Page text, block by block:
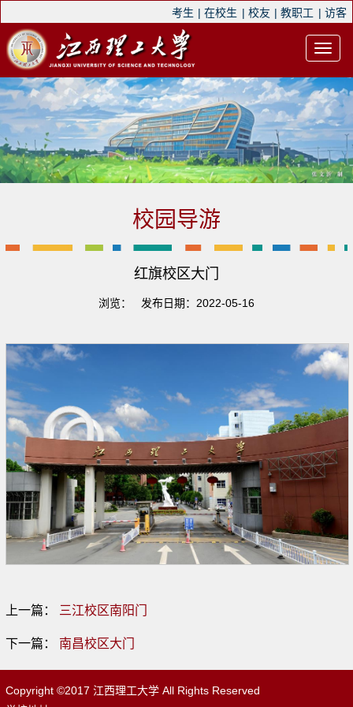
考生 | 在校生 | 校友 | 教职工 | 访客
校园导游
红旗校区大门
浏览： 发布日期：2022-05-16
上一篇： 三江校区南阳门
下一篇： 南昌校区大门
Copyright ©2017 江西理工大学 All Rights Reserved